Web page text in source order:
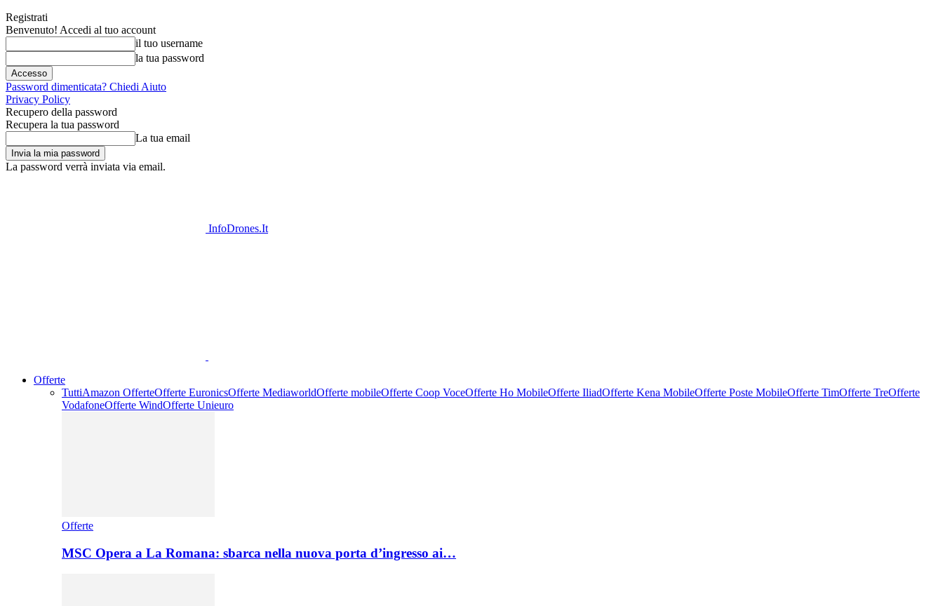
Registrati
Benvenuto! Accedi al tuo account
il tuo username
la tua password
Password dimenticata? Chiedi Aiuto
Privacy Policy
Recupero della password
Recupera la tua password
La tua email
La password verrà inviata via email.
InfoDrones.It
Offerte
TuttiAmazon OfferteOfferte EuronicsOfferte MediaworldOfferte mobileOfferte Coop VoceOfferte Ho MobileOfferte IliadOfferte Kena MobileOfferte Poste MobileOfferte TimOfferte TreOfferte
VodafoneOfferte WindOfferte Unieuro
Offerte
MSC Opera a La Romana: sbarca nella nuova porta d’ingresso ai…